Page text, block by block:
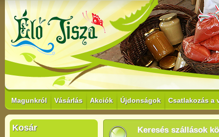
Magunkról Vásárlás Akciók Újdonságok Csatlakozás a
Kosár Keresés szállások